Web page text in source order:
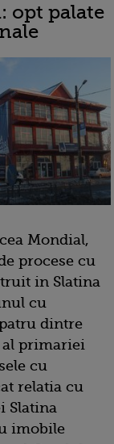
opt palate
Mondial,
procese cu
in Slatina
cu
dintre
primariei
cu
relatia cu
Slatina
imobile